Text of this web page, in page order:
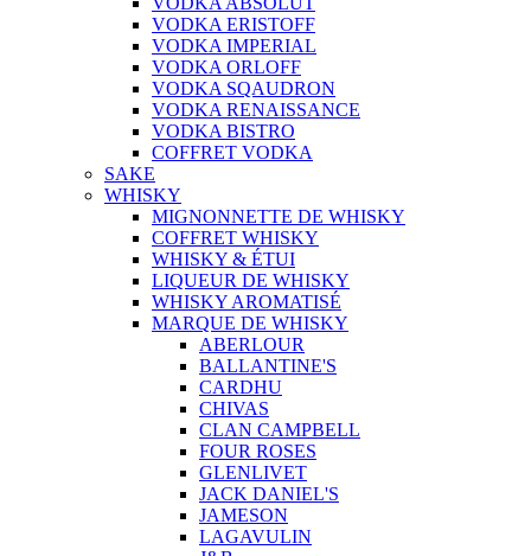
VODKA ERISTOFF
VODKA IMPERIAL
VODKA ORLOFF
VODKA SQAUDRON
VODKA RENAISSANCE
VODKA BISTRO
COFFRET VODKA
SAKE
WHISKY
MIGNONNETTE DE WHISKY
COFFRET WHISKY
WHISKY & ÉTUI
LIQUEUR DE WHISKY
WHISKY AROMATISÉ
MARQUE DE WHISKY
ABERLOUR
BALLANTINE'S
CARDHU
CHIVAS
CLAN CAMPBELL
FOUR ROSES
GLENLIVET
JACK DANIEL'S
JAMESON
LAGAVULIN